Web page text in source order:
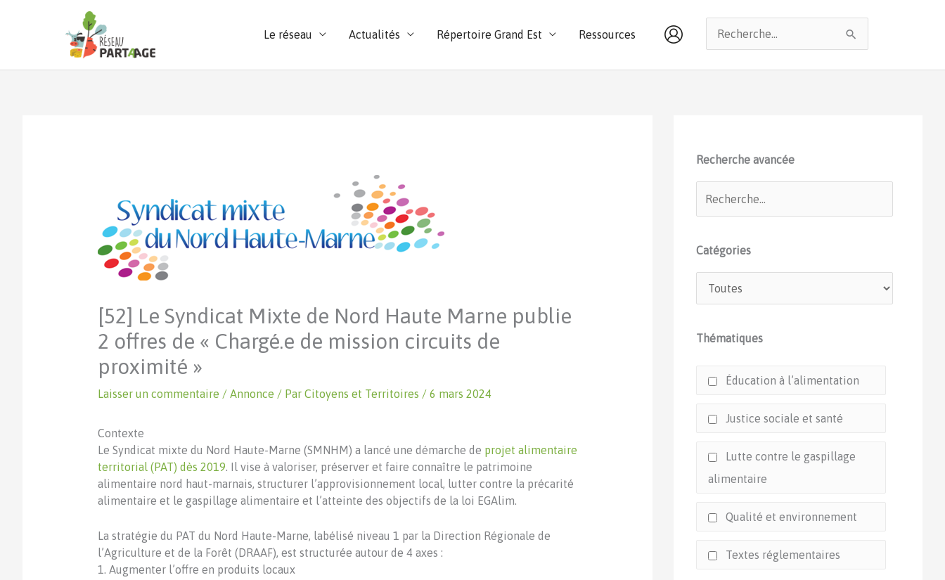
Le réseau Actualités Répertoire Grand Est Ressources
Rechercher :
[52] Le Syndicat Mixte de Nord Haute Marne publie
2 offres de « Chargé.e de mission circuits de
proximité »
Laisser un commentaire / Annonce / Par Citoyens et Territoires / 6 mars 2024
Contexte
Le Syndicat mixte du Nord Haute-Marne (SMNHM) a lancé une démarche de projet alimentaire
territorial (PAT) dès 2019. Il vise à valoriser, préserver et faire connaître le patrimoine
alimentaire nord haut-marnais, structurer l’approvisionnement local, lutter contre la précarité
alimentaire et le gaspillage alimentaire et l’atteinte des objectifs de la loi EGAlim.
La stratégie du PAT du Nord Haute-Marne, labélisé niveau 1 par la Direction Régionale de
l’Agriculture et de la Forêt (DRAAF), est structurée autour de 4 axes :
1. Augmenter l’offre en produits locaux
Recherche avancée
Catégories
Thématiques
Éducation à l’alimentation
Justice sociale et santé
Lutte contre le gaspillage
alimentaire
Qualité et environnement
Textes réglementaires